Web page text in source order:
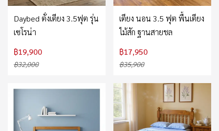
Daybed ตั่งเตียง 3.5ฟุต รุ่น
เซโรน่า
฿19,900
฿32,000
เตียง นอน 3.5 ฟุต พื้นเตียง
ไม้สัก ฐานสายชล
฿17,950
฿35,900